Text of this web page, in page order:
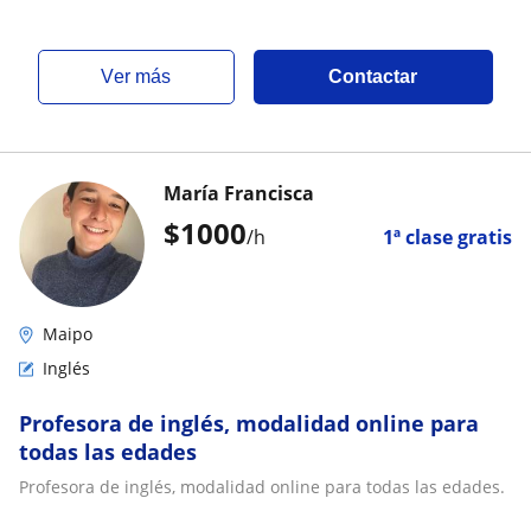
ver más Contactar
$1000/h 1ª clase gratis
María Francisca
Maipo
Inglés
Profesora de inglés, modalidad online para
todas las edades
Profesora de inglés, modalidad online para todas las edades.